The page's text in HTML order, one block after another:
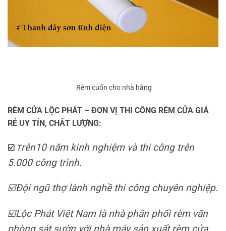
Rèm cuốn cho nhà hàng
RÈM CỬA LỘC PHÁT – ĐƠN VỊ THI CÔNG RÈM CỬA GIÁ
RẺ UY TÍN, CHẤT LƯỢNG:
☑️ Trên10 năm kinh nghiệm và thi công trên
5.000 công trình.
☑️Đội ngũ thợ lành nghề thi công chuyên nghiệp.
☑️Lộc Phát Việt Nam là nhà phân phối rèm văn